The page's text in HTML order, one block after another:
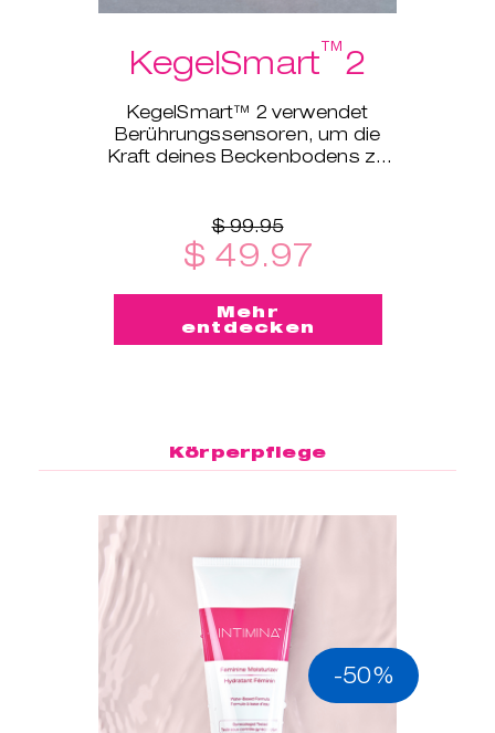
KegelSmart™2
KegelSmart™ 2 verwendet
Berührungssensoren, um die
Kraft deines Beckenbodens zu
$ 99.95
$ 49.97
Mehr
entdecken
Körperpflege
-50%